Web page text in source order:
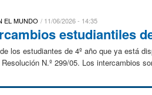
EL MUNDO 11/06/2026 - 14:35
estudiantiles
los estudiantes de 4º año que ya está
N.º 299/05. Los intercambios